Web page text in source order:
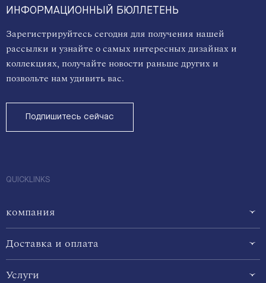
ИНФОРМАЦИОННЫЙ БЮЛЛЕТЕНЬ
Зарегистрируйтесь сегодня для получения нашей
рассылки и узнайте о самых интересных дизайнах и
коллекциях, получайте новости раньше других и
позвольте нам удивить вас.
Подпишитесь сейчас
QUICKLINKS
компания
Доставка и оплата
Услуги